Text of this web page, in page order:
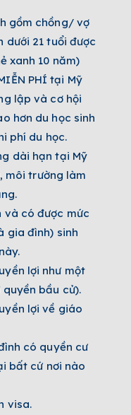
gồm chồng/ vợ
dưới 21 tuổi được
xanh 10 năm)
PHÍ tại Mỹ
lập và cơ hội
hơn du học sinh
phí du học.
dài hạn tại Mỹ
môi trường làm
và có được mức
gia đình) sinh
lợi như một
bầu cử).
lợi về giáo
có quyền cư
bất cứ nơi nào
visa.